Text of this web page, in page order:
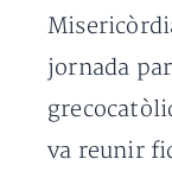
jornada
va reunir